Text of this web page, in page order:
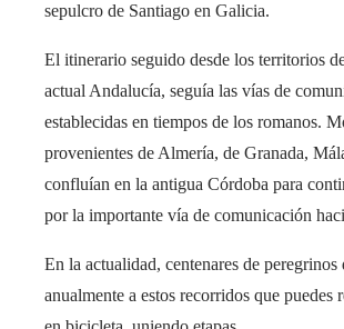
sepulcro de Santiago en Galicia.
El itinerario seguido desde los territorios
actual Andalucía, seguía las vías de
establecidas en tiempos de los romanos.
provenientes de Almería, de Granada,
confluían en la antigua Córdoba para
por la importante vía de comunicación
En la actualidad, centenares de peregrinos
anualmente a estos recorridos que puedes